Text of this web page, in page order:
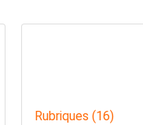
Rubriques (16)